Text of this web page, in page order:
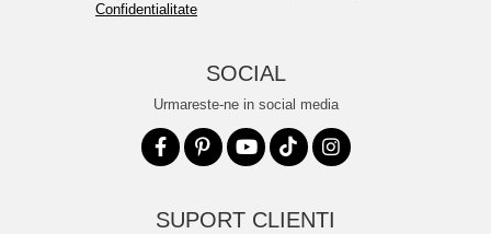
Confidentialitate
SOCIAL
Urmareste-ne in social media
SUPORT CLIENTI